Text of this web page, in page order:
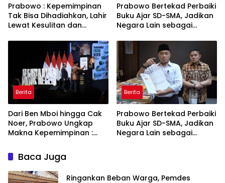
Prabowo : Kepemimpinan
Tak Bisa Dihadiahkan, Lahir
Lewat Kesulitan dan
Prabowo Bertekad Perbaiki
Buku Ajar SD-SMA, Jadikan
Negara Lain sebagai
Berita
Dari Ben Mboi hingga Cak
Noer, Prabowo Ungkap
Makna Kepemimpinan :
Gunakan Akal Sehat
Berita
Prabowo Bertekad Perbaiki
Buku Ajar SD-SMA, Jadikan
Negara Lain sebagai
Baca Juga
Ringankan Beban Warga, Pemdes